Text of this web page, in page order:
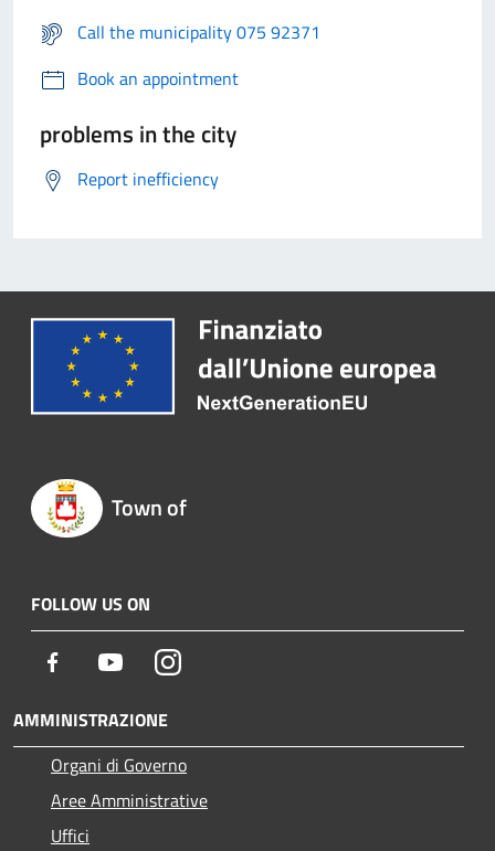
Call the municipality 075 92371
Book an appointment
problems in the city
Report inefficiency
Town of
FOLLOW US ON
Facebook YoutubeInstagram
AMMINISTRAZIONE
Organi di Governo
Aree Amministrative
Uffici